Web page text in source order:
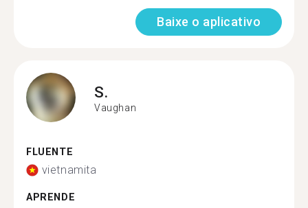
Baixe o aplicativo
S.
Vaughan
FLUENTE
vietnamita
APRENDE